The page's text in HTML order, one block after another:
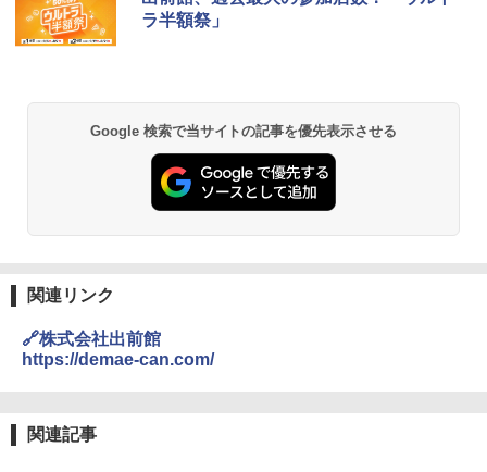
食品 インスタント カップ麺
国分 tabete だし麺 千葉県産はまぐりだ
し 塩らーめん 108g×10袋 保存食 備蓄
￥-
3
パニー
暮らし 二人暮らし フラットテーブル ス
チーム調理 自動メニュー19種搭載 角皿
シャープ 過熱水蒸気 オーブンレンジ 26
L コンベクション 2段調理 ホワイト RE-
SS26B-W
3
ーム調理 フラットテーブル トースト機
ラ半額祭」
Google 検索で当サイトの記事を優先表示させる
関連リンク
🔗株式会社出前館
https://demae-can.com/
関連記事